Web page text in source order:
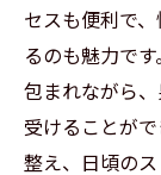
セスも便利で
るのも魅力で
包まれながら
受けることが
整え、日頃の